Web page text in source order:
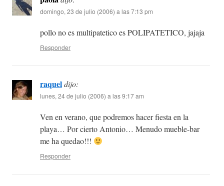
domingo, 23 de julio (2006) a las 7:13 pm
pollo no es multipatetico es POLIPATETICO, jajaja
Responder
raqueldijo:
lunes, 24 de julio (2006) a las 9:17 am
Ven en verano, que podremos hacer fiesta en la
playa… Por cierto Antonio… Menudo mueble-bar
me ha quedao!!!
Responder